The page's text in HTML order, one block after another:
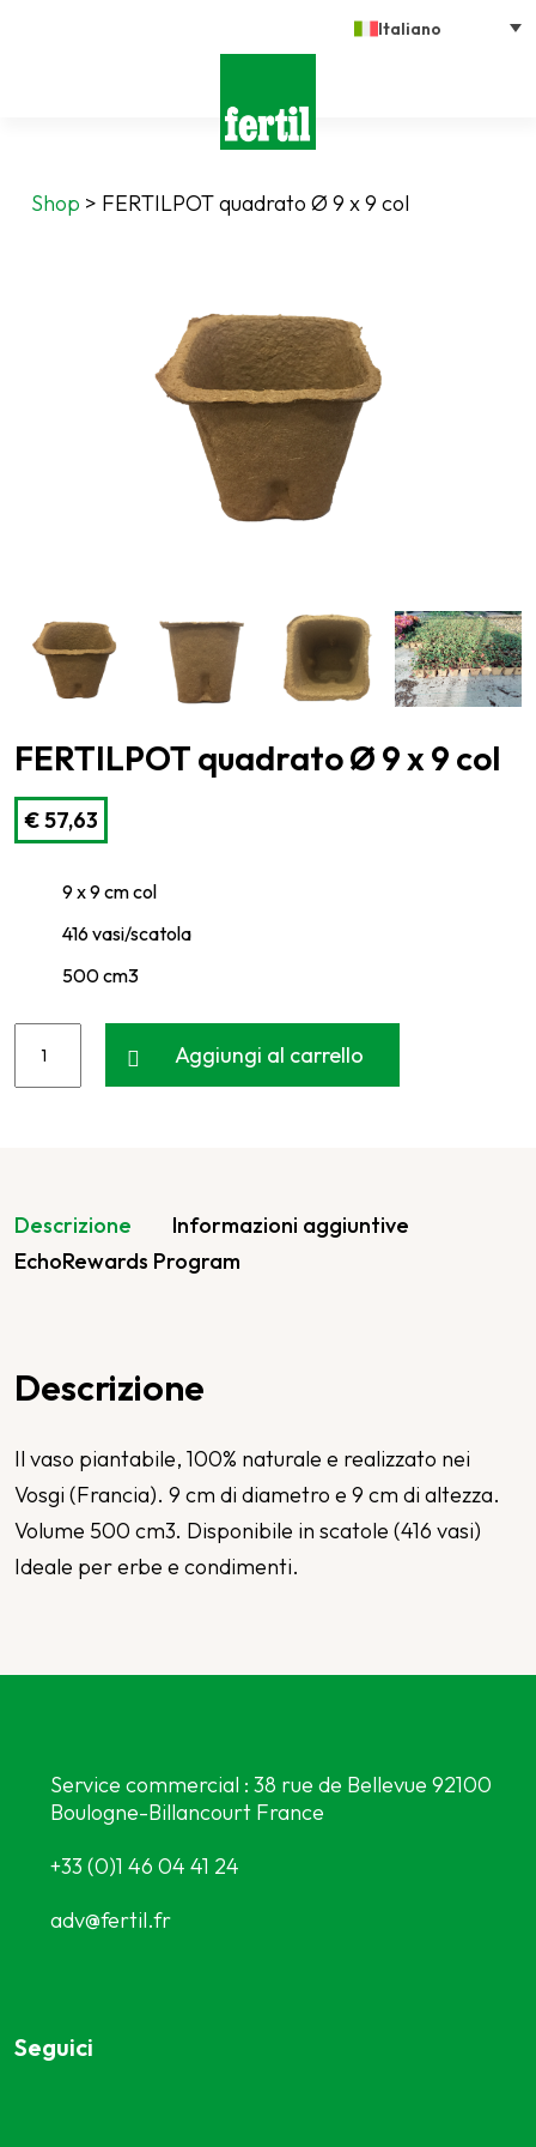
Italiano
Shop > FERTILPOT quadrato Ø 9 x 9 col
FERTILPOT quadrato Ø 9 x 9 col
€57,63
9 x 9 cm col
416 vasi/scatola
500 cm3
Aggiungi al carrello
Descrizione
Informazioni aggiuntive
EchoRewards Program
Descrizione
Il vaso piantabile, 100% naturale e realizzato nei
Vosgi (Francia). 9 cm di diametro e 9 cm di altezza.
Volume 500 cm3. Disponibile in scatole (416 vasi)
Ideale per erbe e condimenti.
Service commercial : 38 rue de Bellevue 92100
Boulogne-Billancourt France
+33 (0)1 46 04 41 24
adv@fertil.fr
Seguici